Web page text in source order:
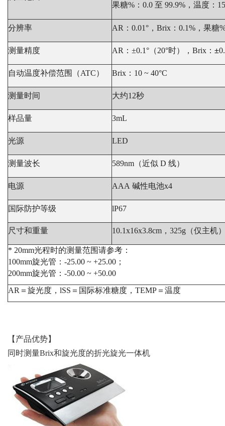
果糖%：0.0 至 99.9%，温度：
分辨率 AR：0.01°，Brix：0.1%，果糖
测量精度 AR：±0.1°（20°时），Brix： ±
自动温度补偿范围（ATC） Brix：10 ~ 40°C
测量时间 大约12秒
样品量 3mL
光源 LED
测量波长 589nm（近似 D 线）
电源 AAA 碱性电池x4
国际防护等级 lP67
尺寸和重量 10.1x16x3.8cm，325g（仅主机
* 20mm光程时的测量范围请参考：
100mm旋光管：-25.00 ~ +25.00；
200mm旋光管：-50.00 ~ +50.00
AR＝旋光度，lSS＝国际标准糖度，TEMP＝温度
【产品优势】
同时测量Brix和旋光度的折光旋光一体机